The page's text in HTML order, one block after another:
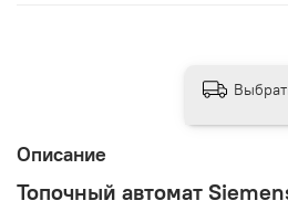
Описание
Топочный автомат